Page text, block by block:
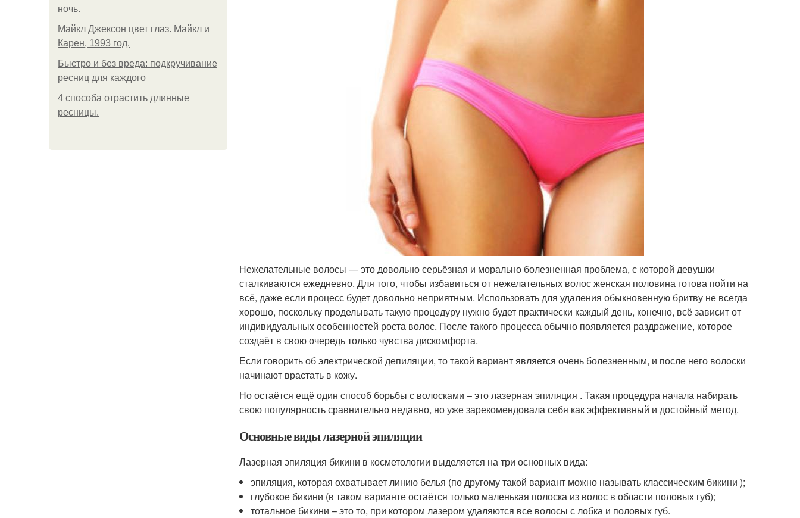
ночь.
Майкл Джексон цвет глаз. Майкл и
Карен, 1993 год.
Быстро и без вреда: подкручивание
ресниц для каждого
4 способа отрастить длинные
ресницы.
Нежелательные волосы — это довольно серьёзная и морально болезненная проблема, с которой девушки
сталкиваются ежедневно. Для того, чтобы избавиться от нежелательных волос женская половина готова пойти на
всё, даже если процесс будет довольно неприятным. Использовать для удаления обыкновенную бритву не всегда
хорошо, поскольку проделывать такую процедуру нужно будет практически каждый день, конечно, всё зависит от
индивидуальных особенностей роста волос. После такого процесса обычно появляется раздражение, которое
создаёт в свою очередь только чувства дискомфорта.
Если говорить об электрической депиляции, то такой вариант является очень болезненным, и после него волоски
начинают врастать в кожу.
Но остаётся ещё один способ борьбы с волосками – это лазерная эпиляция . Такая процедура начала набирать
свою популярность сравнительно недавно, но уже зарекомендовала себя как эффективный и достойный метод.
Основные виды лазерной эпиляции
Лазерная эпиляция бикини в косметологии выделяется на три основных вида:
эпиляция, которая охватывает линию белья (по другому такой вариант можно называть классическим бикини );
глубокое бикини (в таком варианте остаётся только маленькая полоска из волос в области половых губ);
тотальное бикини – это то, при котором лазером удаляются все волосы с лобка и половых губ.